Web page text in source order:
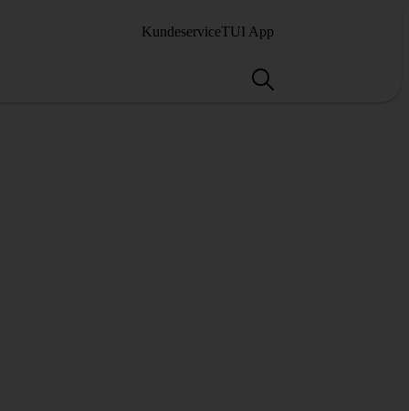
KundeserviceTUI App